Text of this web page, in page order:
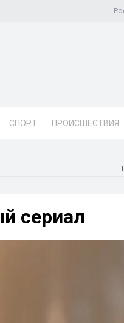
СПОРТ ПРОИСШЕСТВИЯ
сериал